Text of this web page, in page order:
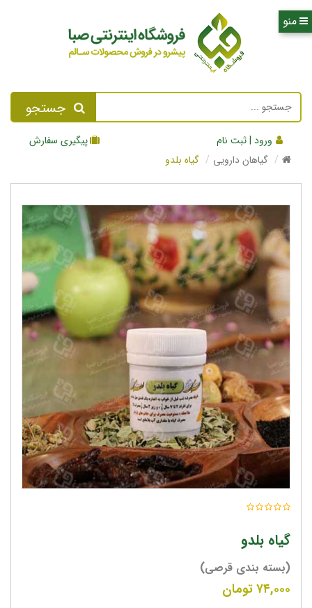
جستجو
ورود | ثبت نام
پیگیری سفارش
گیاهان دارویی
گیاه بلدو
گیاه بلدو
(بسته بندی قرصی)
۷۴,۰۰۰تومان